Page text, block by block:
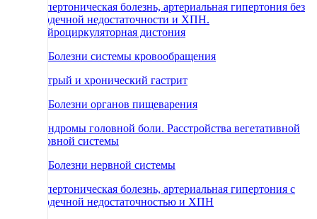
Гипертоническая болезнь, артериальная гипертония без
сердечной недостаточности и ХПН.
Нейроциркуляторная дистония
69 Болезни системы кровообращения
Острый и хронический гастрит
71 Болезни органов пищеварения
Синдромы головной боли. Расстройства вегетативной
нервной системы
66 Болезни нервной системы
Гипертоническая болезнь, артериальная гипертония с
сердечной недостаточностью и ХПН